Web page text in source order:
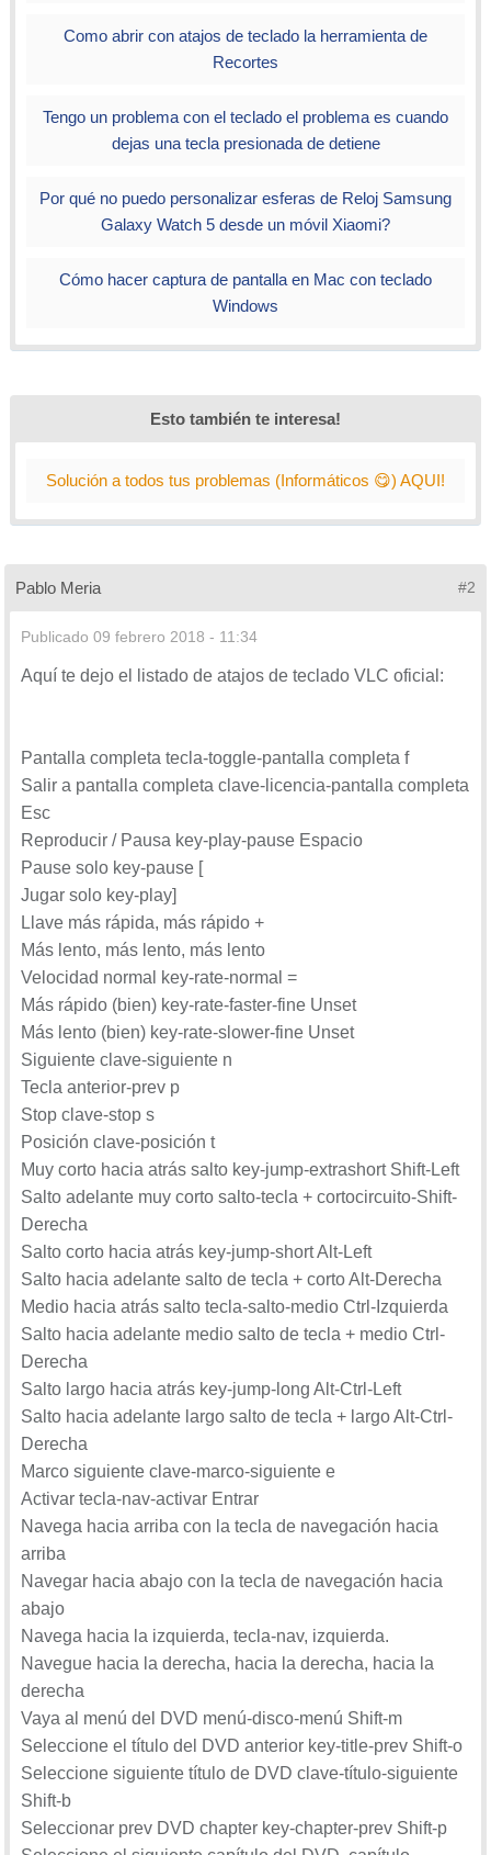
Ctrl + E - Ajustes y efectos
Ctrl + B - Editar marcadores
Ctrl + N - Abre el menú de red
Ctrl + C - Abrir el dispositivo de captura
Ctrl + Y - Guardar lista de reproducción
Ctrl + I - menú de información multimedia
N - Reproducir la próxima película de la lista de
F11 - Ventana de pantalla completa
Ctrl + W - Salir de VLC
Se pueden personalizar estos atajos de teclado a gusto
1. Abres VLC > Herramientas > Preferencias.
2. Pulsa en pestaña "Atajos de teclado" (arriba a la
derecha)
3. Vas a la tecla de atajo de teclado que quieres
cambiar y pulsas dos clic encima. Aparecerá esta
Al pulsarlo lo cambiarás, guárdala y lo tendrás
configurado a tu gusto cada elemento de atajo de teclado.
Como abrir con atajos de teclado la herramienta de
Recortes
Tengo un problema con el teclado el problema es cuando
dejas una tecla presionada de detiene
Por qué no puedo personalizar esferas de Reloj Samsung
Galaxy Watch 5 desde un móvil Xiaomi?
Cómo hacer captura de pantalla en Mac con teclado
Windows
Esto también te interesa!
Solución a todos tus problemas (Informáticos 😋) AQUI!
Pablo Meria #2
Publicado 09 febrero 2018 - 11:34
Aquí te dejo el listado de atajos de teclado VLC oficial:
Pantalla completa tecla-toggle-pantalla completa f
Salir a pantalla completa clave-licencia-pantalla completa
Esc
Reproducir / Pausa key-play-pause Espacio
Pause solo key-pause [
Jugar solo key-play]
Llave más rápida, más rápido +
Más lento, más lento, más lento
Velocidad normal key-rate-normal =
Más rápido (bien) key-rate-faster-fine Unset
Más lento (bien) key-rate-slower-fine Unset
Siguiente clave-siguiente n
Tecla anterior-prev p
Stop clave-stop s
Posición clave-posición t
Muy corto hacia atrás salto key-jump-extrashort Shift-Left
Salto adelante muy corto salto-tecla + cortocircuito-Shift-
Derecha
Salto corto hacia atrás key-jump-short Alt-Left
Salto hacia adelante salto de tecla + corto Alt-Derecha
Medio hacia atrás salto tecla-salto-medio Ctrl-Izquierda
Salto hacia adelante medio salto de tecla + medio Ctrl-
Derecha
Salto largo hacia atrás key-jump-long Alt-Ctrl-Left
Salto hacia adelante largo salto de tecla + largo Alt-Ctrl-
Derecha
Marco siguiente clave-marco-siguiente e
Activar tecla-nav-activar Entrar
Navega hacia arriba con la tecla de navegación hacia
arriba
Navegar hacia abajo con la tecla de navegación hacia
abajo
Navega hacia la izquierda, tecla-nav, izquierda.
Navegue hacia la derecha, hacia la derecha, hacia la
derecha
Vaya al menú del DVD menú-disco-menú Shift-m
Seleccione el título del DVD anterior key-title-prev Shift-o
Seleccione siguiente título de DVD clave-título-siguiente
Shift-b
Seleccionar prev DVD chapter key-chapter-prev Shift-p